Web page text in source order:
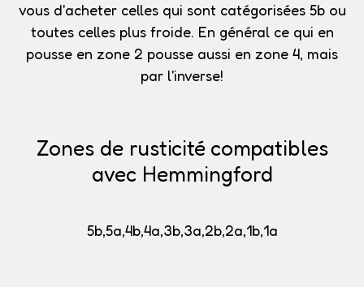
vous d'acheter celles qui sont catégorisées 5bou
toutes celles plus froide. En général ce qui en
pousse en zone 2 pousse aussi en zone 4, mais
par l'inverse!
Zones de rusticité compatibles
avec Hemmingford
5b,5a,4b,4a,3b,3a,2b,2a,1b,1a